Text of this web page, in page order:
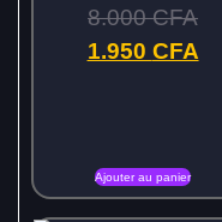
8.000CFA
1.950 CFA
Ajouter au panier